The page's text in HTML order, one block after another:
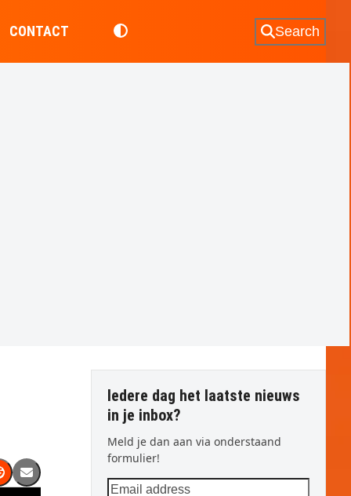
CONTACT Search
Iedere dag het laatste nieuws
in je inbox?
Meld je dan aan via onderstaand
formulier!
Email